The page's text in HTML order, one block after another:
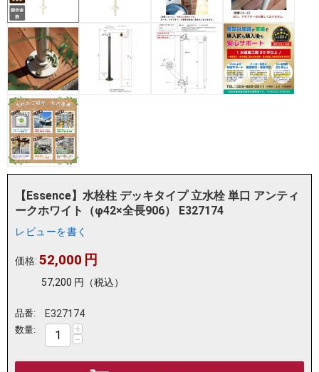
【Essence】水栓柱 デッキタイプ 立水栓 単口 アンティ
ークホワイト（φ42×全長906） E327174
レビューを書く
価格: 52,000 円
57,200 円 （税込）
品番: E327174
数量: +
−